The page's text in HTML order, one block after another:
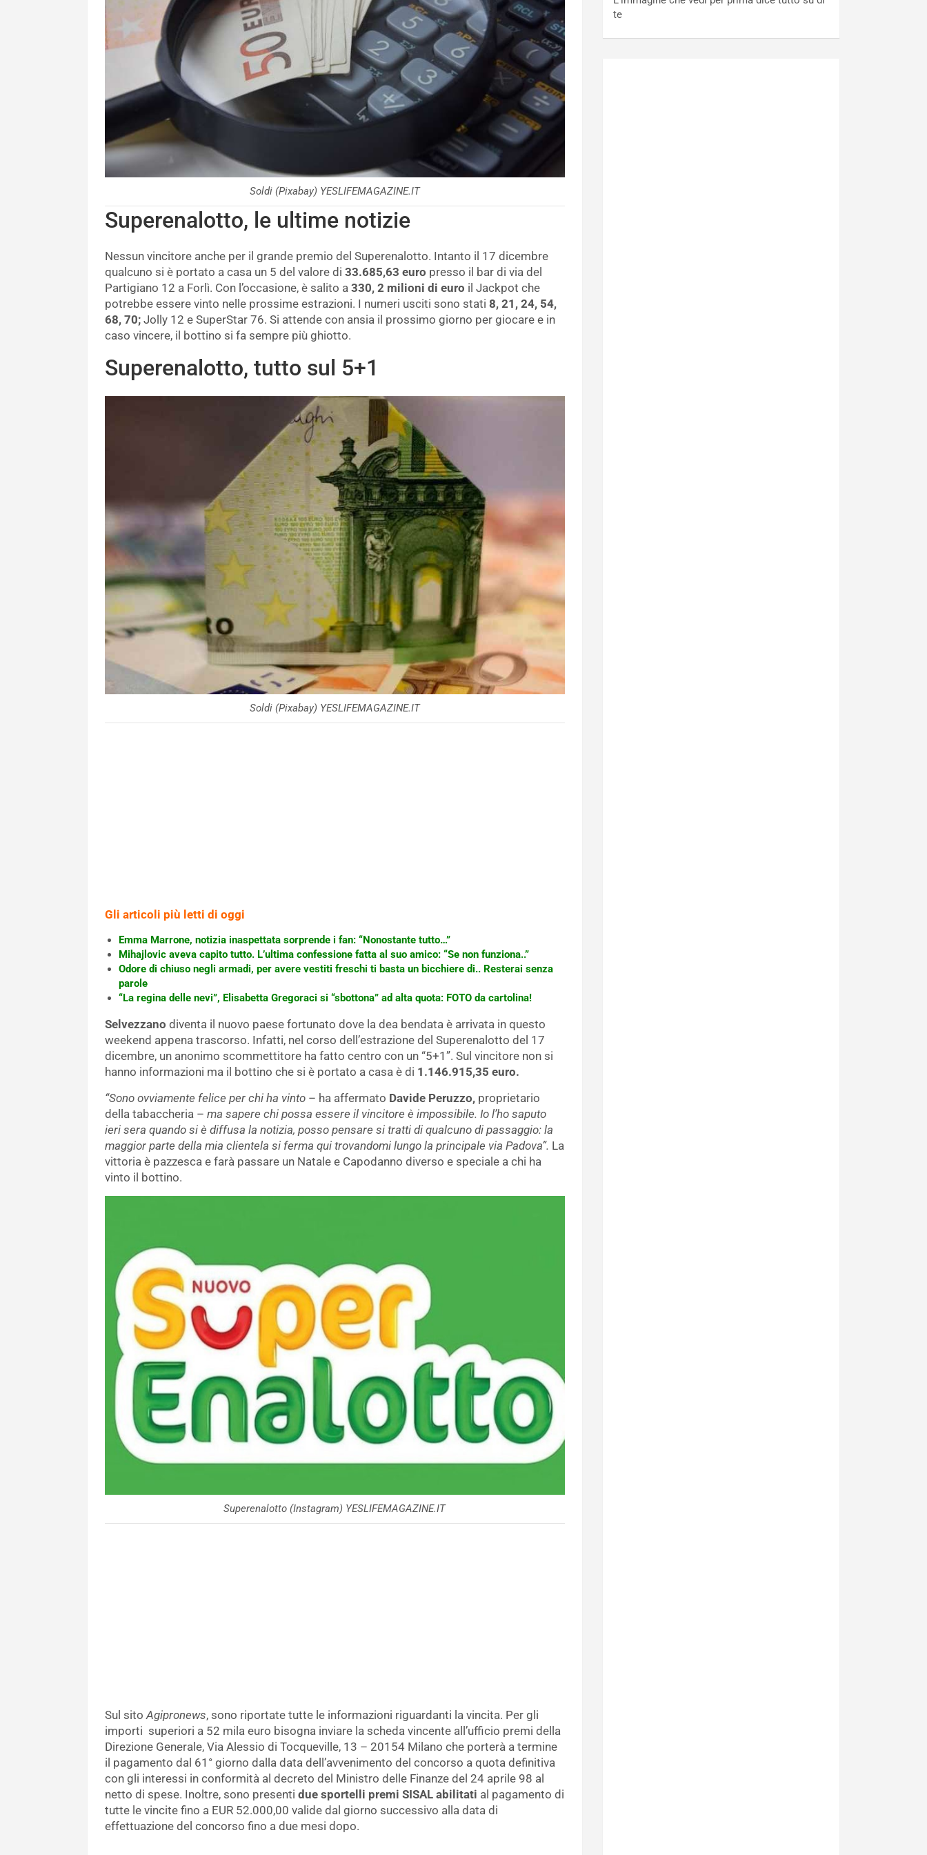
Soldi (Pixabay) YESLIFEMAGAZINE.IT
Superenalotto, le ultime notizie
Nessun vincitore anche per il grande premio del Superenalotto. Intanto il 17 dicembre
qualcuno si è portato a casa un 5 del valore di 33.685,63 euro presso il bar di via del
Partigiano 12 a Forlì. Con l’occasione, è salito a 330, 2 milioni di euro il Jackpot che
potrebbe essere vinto nelle prossime estrazioni. I numeri usciti sono stati 8, 21, 24, 54,
68, 70; Jolly 12 e SuperStar 76. Si attende con ansia il prossimo giorno per giocare e in
caso vincere, il bottino si fa sempre più ghiotto.
Superenalotto, tutto sul 5+1
Soldi (Pixabay) YESLIFEMAGAZINE.IT
Gli articoli più letti di oggi
Emma Marrone, notizia inaspettata sorprende i fan: “Nonostante tutto…”
Mihajlovic aveva capito tutto. L’ultima confessione fatta al suo amico: “Se non funziona..”
Odore di chiuso negli armadi, per avere vestiti freschi ti basta un bicchiere di.. Resterai senza
parole
“La regina delle nevi”, Elisabetta Gregoraci si “sbottona” ad alta quota: FOTO da cartolina!
Selvezzano diventa il nuovo paese fortunato dove la dea bendata è arrivata in questo
weekend appena trascorso. Infatti, nel corso dell’estrazione del Superenalotto del 17
dicembre, un anonimo scommettitore ha fatto centro con un “5+1”. Sul vincitore non si
hanno informazioni ma il bottino che si è portato a casa è di 1.146.915,35 euro.
“Sono ovviamente felice per chi ha vinto – ha affermato Davide Peruzzo, proprietario
della tabaccheria – ma sapere chi possa essere il vincitore è impossibile. Io l’ho saputo
ieri sera quando si è diffusa la notizia, posso pensare si tratti di qualcuno di passaggio: la
maggior parte della mia clientela si ferma qui trovandomi lungo la principale via Padova”. La
vittoria è pazzesca e farà passare un Natale e Capodanno diverso e speciale a chi ha
vinto il bottino.
Superenalotto (Instagram) YESLIFEMAGAZINE.IT
Sul sito Agipronews, sono riportate tutte le informazioni riguardanti la vincita. Per gli
importi superiori a 52 mila euro bisogna inviare la scheda vincente all’ufficio premi della
Direzione Generale, Via Alessio di Tocqueville, 13 – 20154 Milano che porterà a termine
il pagamento dal 61° giorno dalla data dell’avvenimento del concorso a quota definitiva
con gli interessi in conformità al decreto del Ministro delle Finanze del 24 aprile 98 al
netto di spese. Inoltre, sono presenti due sportelli premi SISAL abilitati al pagamento di
tutte le vincite fino a EUR 52.000,00 valide dal giorno successivo alla data di
effettuazione del concorso fino a due mesi dopo.
te